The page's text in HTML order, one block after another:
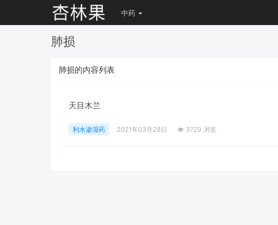
中药
肺损
肺损的内容列表
天目木兰
利水渗湿药 2021年03月28日 3729 浏览